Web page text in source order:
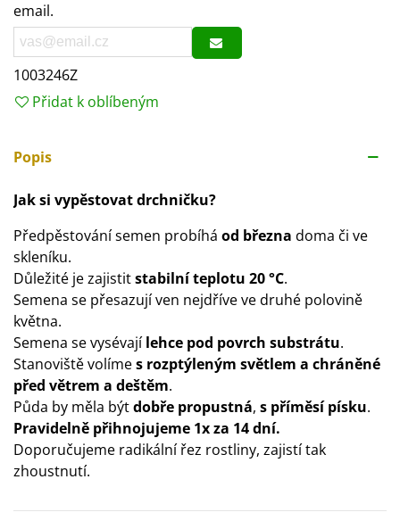
email.
1003246Z
Přidat k oblíbeným
Popis
Jak si vypěstovat drchničku?
Předpěstování semen probíhá od března doma či ve
skleníku.
Důležité je zajistitstabilní teplotu 20 °C.
Semena se přesazují ven nejdříve ve druhé polovině
května.
Semena se vysévajílehce pod povrch substrátu.
Stanoviště volímes rozptýleným světlem a chráněné
před větrem a deštěm.
Půda by měla býtdobře propustná, s příměsí písku.
Pravidelně přihnojujeme 1x za 14 dní.
Doporučujeme radikální řez rostliny, zajistí tak
zhoustnutí.